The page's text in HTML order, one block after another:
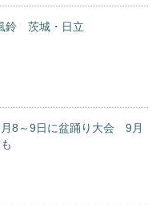
鈴 茨城・日立
8～9日に盆踊り大会 9月